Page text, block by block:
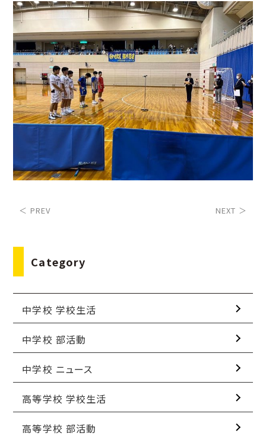
＜ PREV NEXT ＞
Category
中学校 学校生活
中学校 部活動
中学校 ニュース
高等学校 学校生活
高等学校 部活動